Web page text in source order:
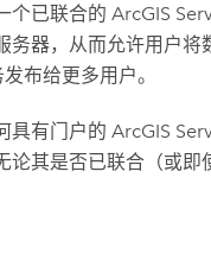
个已联合的 ArcGIS
务器，从而允许用户将
布给更多用户。
具有门户的 ArcGIS
论其是否已联合（或即